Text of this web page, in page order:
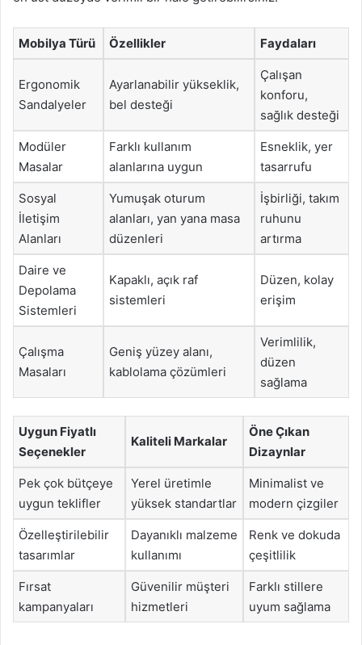
Mobilya Türü Özellikler Faydaları
Ergonomik
Sandalyeler
Ayarlanabilir yükseklik,
bel desteği
Çalışan
konforu,
sağlık desteği
Modüler
Masalar
Farklı kullanım
alanlarına uygun
Esneklik, yer
tasarrufu
Sosyal
İletişim
Alanları
Yumuşak oturum
alanları, yan yana masa
düzenleri
İşbirliği, takım
ruhunu
artırma
Daire ve
Depolama
Sistemleri
Kapaklı, açık raf
sistemleri
Düzen, kolay
erişim
Çalışma
Masaları
Geniş yüzey alanı,
kablolama çözümleri
Verimlilik,
düzen
sağlama
Uygun Fiyatlı
Seçenekler
Kaliteli Markalar
Öne Çıkan
Dizaynlar
Pek çok bütçeye
uygun teklifler
Yerel üretimle
yüksek standartlar
Minimalist ve
modern çizgiler
Özelleştirilebilir
tasarımlar
Dayanıklı malzeme
kullanımı
Renk ve dokuda
çeşitlilik
Fırsat
kampanyaları
Güvenilir müşteri
hizmetleri
Farklı stillere
uyum sağlama